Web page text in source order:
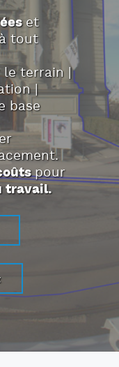
et
tout
le terrain |
|
base
pour
travail.